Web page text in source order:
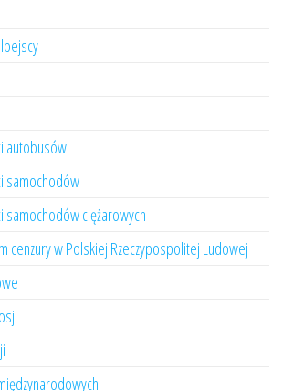
autobusów
samochodów
samochodów ciężarowych
cenzury w Polskiej Rzeczypospolitej Ludowej